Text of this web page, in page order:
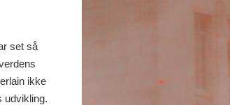
set så
ikke
udvikling.